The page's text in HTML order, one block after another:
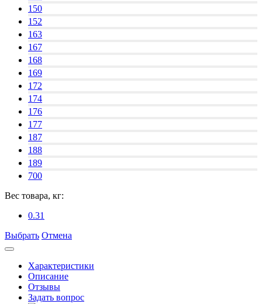
150
152
163
167
168
169
172
174
176
177
187
188
189
700
Вес товара, кг:
0.31
Выбрать Отмена
Характеристики
Описание
Отзывы
Задать вопрос